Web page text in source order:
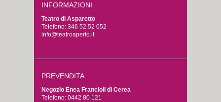
INFORMAZIONI
Teatro di Asparetto
Telefono: 346 52 52 052
info@teatroaperto.it
PREVENDITA
Negozio Enea Francioli di Cerea
Telefono: 0442 80 121